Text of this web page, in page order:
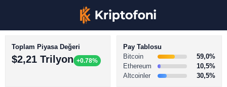
Toplam Piyasa Değeri
$2,21 Trilyon +0.78%
Pay Tablosu
Bitcoin
59,0%
Ethereum
10,5%
Altcoinler
30,5%